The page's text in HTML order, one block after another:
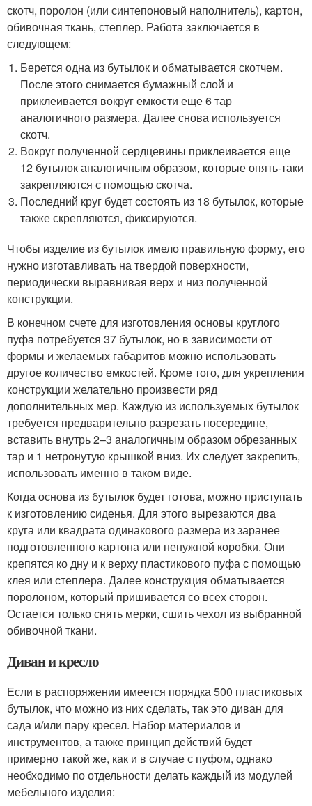
скотч, поролон (или синтепоновый наполнитель), картон,
обивочная ткань, степлер. Работа заключается в
следующем:
Берется одна из бутылок и обматывается скотчем.
После этого снимается бумажный слой и
приклеивается вокруг емкости еще 6 тар
аналогичного размера. Далее снова используется
скотч.
Вокруг полученной сердцевины приклеивается еще
12 бутылок аналогичным образом, которые опять-таки
закрепляются с помощью скотча.
Последний круг будет состоять из 18 бутылок, которые
также скрепляются, фиксируются.
Чтобы изделие из бутылок имело правильную форму, его
нужно изготавливать на твердой поверхности,
периодически выравнивая верх и низ полученной
конструкции.
В конечном счете для изготовления основы круглого
пуфа потребуется 37 бутылок, но в зависимости от
формы и желаемых габаритов можно использовать
другое количество емкостей. Кроме того, для укрепления
конструкции желательно произвести ряд
дополнительных мер. Каждую из используемых бутылок
требуется предварительно разрезать посередине,
вставить внутрь 2–3 аналогичным образом обрезанных
тар и 1 нетронутую крышкой вниз. Их следует закрепить,
использовать именно в таком виде.
Когда основа из бутылок будет готова, можно приступать
к изготовлению сиденья. Для этого вырезаются два
круга или квадрата одинакового размера из заранее
подготовленного картона или ненужной коробки. Они
крепятся ко дну и к верху пластикового пуфа с помощью
клея или степлера. Далее конструкция обматывается
поролоном, который пришивается со всех сторон.
Остается только снять мерки, сшить чехол из выбранной
обивочной ткани.
Диван и кресло
Если в распоряжении имеется порядка 500 пластиковых
бутылок, что можно из них сделать, так это диван для
сада и/или пару кресел. Набор материалов и
инструментов, а также принцип действий будет
примерно такой же, как и в случае с пуфом, однако
необходимо по отдельности делать каждый из модулей
мебельного изделия: